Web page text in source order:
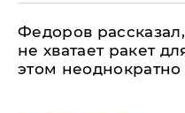
Федоров
не хватает ракет
этом неоднократно